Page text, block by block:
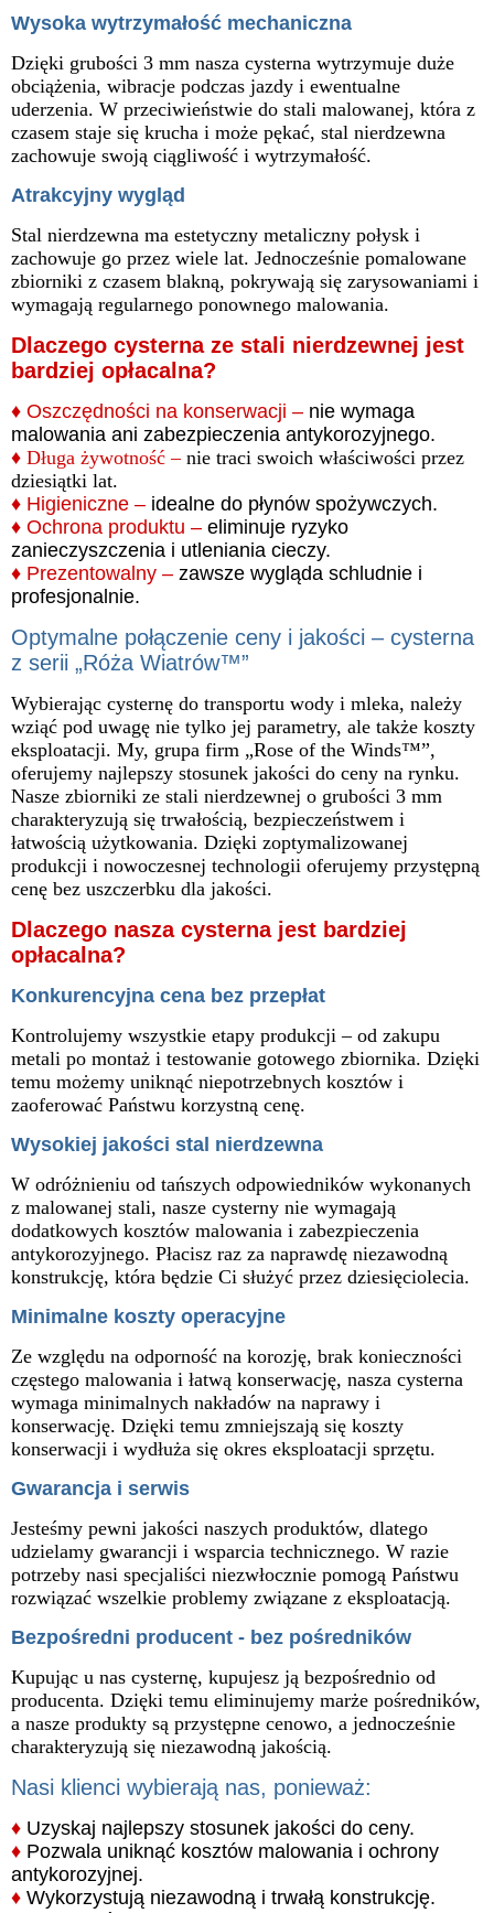
Wysoka wytrzymałość mechaniczna
Dzięki grubości 3 mm nasza cysterna wytrzymuje duże
obciążenia, wibracje podczas jazdy i ewentualne
uderzenia. W przeciwieństwie do stali malowanej, która z
czasem staje się krucha i może pękać, stal nierdzewna
zachowuje swoją ciągliwość i wytrzymałość.
Atrakcyjny wygląd
Stal nierdzewna ma estetyczny metaliczny połysk i
zachowuje go przez wiele lat. Jednocześnie pomalowane
zbiorniki z czasem blakną, pokrywają się zarysowaniami i
wymagają regularnego ponownego malowania.
Dlaczego cysterna ze stali nierdzewnej jest
bardziej opłacalna?
♦ Oszczędności na konserwacji – nie wymaga
malowania ani zabezpieczenia antykorozyjnego.
♦ Długa żywotność –nie traci swoich właściwości przez
dziesiątki lat.
♦ Higieniczne – idealne do płynów spożywczych.
♦ Ochrona produktu – eliminuje ryzyko
zanieczyszczenia i utleniania cieczy.
♦ Prezentowalny – zawsze wygląda schludnie i
profesjonalnie.
Optymalne połączenie ceny i jakości – cysterna
z serii „Róża Wiatrów™”
Wybierając cysternę do transportu wody i mleka, należy
wziąć pod uwagę nie tylko jej parametry, ale także koszty
eksploatacji. My, grupa firm „Rose of the Winds™”,
oferujemy najlepszy stosunek jakości do ceny na rynku.
Nasze zbiorniki ze stali nierdzewnej o grubości 3 mm
charakteryzują się trwałością, bezpieczeństwem i
łatwością użytkowania. Dzięki zoptymalizowanej
produkcji i nowoczesnej technologii oferujemy przystępną
cenę bez uszczerbku dla jakości.
Dlaczego nasza cysterna jest bardziej
opłacalna?
Konkurencyjna cena bez przepłat
Kontrolujemy wszystkie etapy produkcji – od zakupu
metali po montaż i testowanie gotowego zbiornika. Dzięki
temu możemy uniknąć niepotrzebnych kosztów i
zaoferować Państwu korzystną cenę.
Wysokiej jakości stal nierdzewna
W odróżnieniu od tańszych odpowiedników wykonanych
z malowanej stali, nasze cysterny nie wymagają
dodatkowych kosztów malowania i zabezpieczenia
antykorozyjnego. Płacisz raz za naprawdę niezawodną
konstrukcję, która będzie Ci służyć przez dziesięciolecia.
Minimalne koszty operacyjne
Ze względu na odporność na korozję, brak konieczności
częstego malowania i łatwą konserwację, nasza cysterna
wymaga minimalnych nakładów na naprawy i
konserwację. Dzięki temu zmniejszają się koszty
konserwacji i wydłuża się okres eksploatacji sprzętu.
Gwarancja i serwis
Jesteśmy pewni jakości naszych produktów, dlatego
udzielamy gwarancji i wsparcia technicznego. W razie
potrzeby nasi specjaliści niezwłocznie pomogą Państwu
rozwiązać wszelkie problemy związane z eksploatacją.
Bezpośredni producent - bez pośredników
Kupując u nas cysternę, kupujesz ją bezpośrednio od
producenta. Dzięki temu eliminujemy marże pośredników,
a nasze produkty są przystępne cenowo, a jednocześnie
charakteryzują się niezawodną jakością.
Nasi klienci wybierają nas, ponieważ:
♦ Uzyskaj najlepszy stosunek jakości do ceny.
♦ Pozwala uniknąć kosztów malowania i ochrony
antykorozyjnej.
♦ Wykorzystują niezawodną i trwałą konstrukcję.